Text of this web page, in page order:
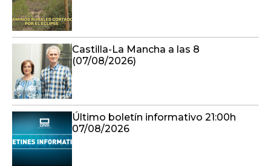
Castilla-La Mancha a las 8
(07/08/2026)
Último boletín informativo 21:00h
07/08/2026